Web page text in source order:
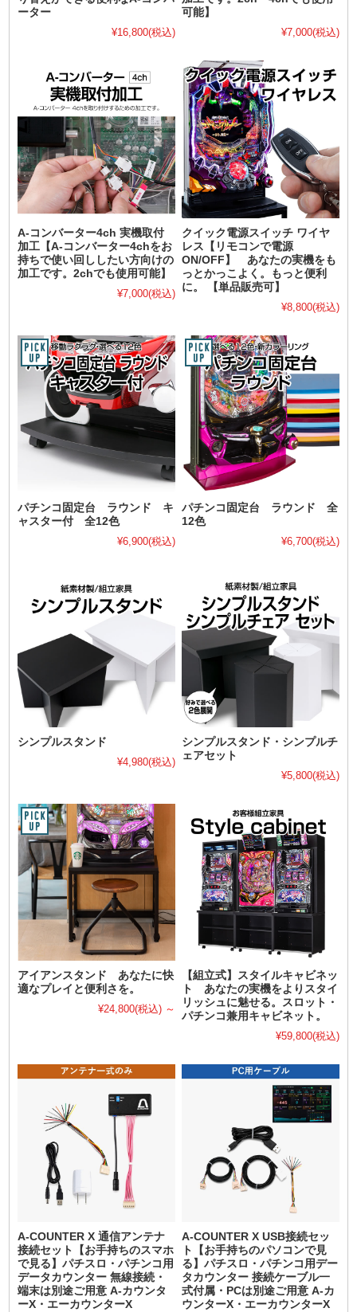
ーター
¥16,800(税込)
可能】
¥7,000(税込)
A-コンバーター4ch 実機取付
加工【A-コンバーター4chをお
持ちで使い回ししたい方向けの
加工です。2chでも使用可能】
¥7,000(税込)
クイック電源スイッチ ワイヤ
レス【リモコンで電源
ON/OFF】 あなたの実機をも
っとかっこよく。もっと便利
に。 【単品販売可】
¥8,800(税込)
パチンコ固定台 ラウンド キ
ャスター付 全12色
¥6,900(税込)
パチンコ固定台 ラウンド 全
12色
¥6,700(税込)
シンプルスタンド
¥4,980(税込)
シンプルスタンド・シンプルチ
ェアセット
¥5,800(税込)
アイアンスタンド あなたに快
適なプレイと便利さを。
¥24,800(税込) ～
【組立式】スタイルキャビネッ
ト あなたの実機をよりスタイ
リッシュに魅せる。スロット・
パチンコ兼用キャビネット。
¥59,800(税込)
A-COUNTER X 通信アンテナ
接続セット【お手持ちのスマホ
で見る】パチスロ・パチンコ用
データカウンター 無線接続・
端末は別途ご用意 A-カウンタ
ーX・エーカウンターX
A-COUNTER X USB接続セッ
ト【お手持ちのパソコンで見
る】パチスロ・パチンコ用デー
タカウンター 接続ケーブル一
式付属・PCは別途ご用意 A-カ
ウンターX・エーカウンターX